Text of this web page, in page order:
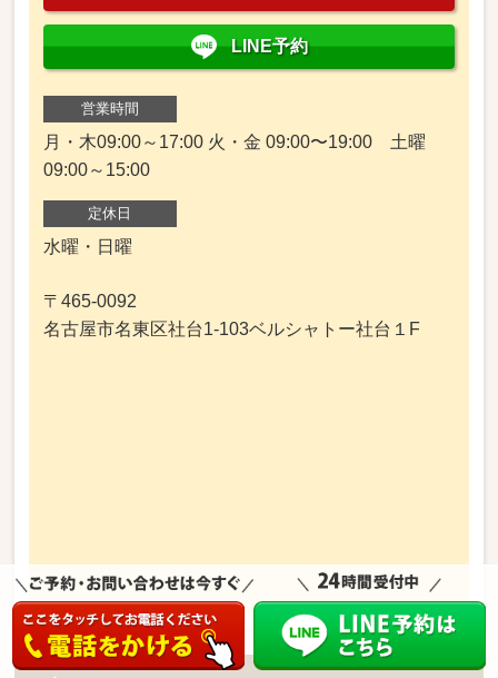
LINE予約
営業時間
月・木09:00～17:00 火・金 09:00〜19:00 土曜
09:00～15:00
定休日
水曜・日曜
〒465-0092
名古屋市名東区社台1-103ベルシャトー社台１F